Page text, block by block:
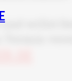
willst